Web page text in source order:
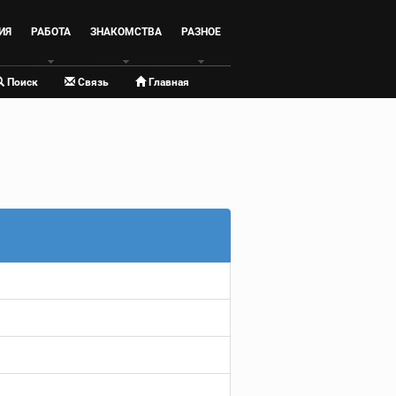
РАБОТА ЗНАКОМСТВА РАЗНОЕ
Поиск Связь Главная